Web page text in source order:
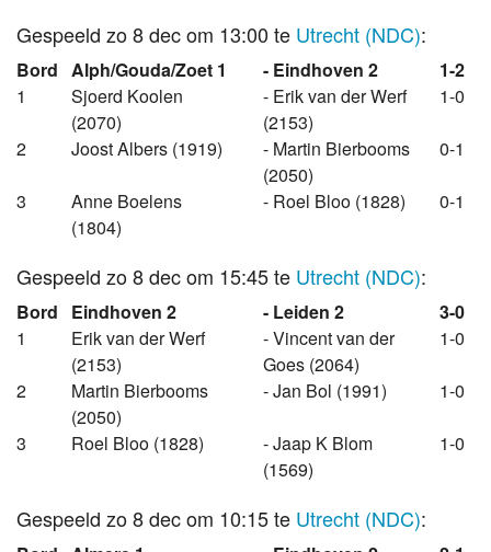
Gespeeld zo 8 dec om 13:00 te Utrecht (NDC):
Bord Alph/Gouda/Zoet 1 - Eindhoven 2
1-2
1
Sjoerd Koolen
(2070)
- Erik van der Werf
(2153)
1-0
2 Joost Albers (1919)
- Martin Bierbooms
(2050)
0-1
3
Anne Boelens
(1804)
- Roel Bloo (1828) 0-1
Gespeeld zo 8 dec om 15:45 te Utrecht (NDC):
Bord Eindhoven 2 - Leiden 2
3-0
1
Erik van der Werf
(2153)
- Vincent van der
Goes (2064)
1-0
2
Martin Bierbooms
(2050)
- Jan Bol (1991) 1-0
3 Roel Bloo (1828)
- Jaap K Blom
(1569)
1-0
Gespeeld zo 8 dec om 10:15 te Utrecht (NDC):